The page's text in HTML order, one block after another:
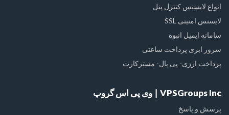
انواع لایسنس کنترل پنل
لایسنس امنیتی SSL
سامانه ایمیل انبوه
سرور ابری پرداخت ساعتی
پرداخت ارزی- پی پال- مسترکارت
VPSGroups Inc ∣ وی پی اس گروپ
پرسش و پاسخ